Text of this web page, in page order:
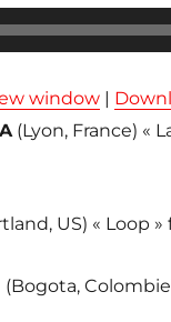
window|
(Lyon, France) «
US) « Loop
(Bogota,